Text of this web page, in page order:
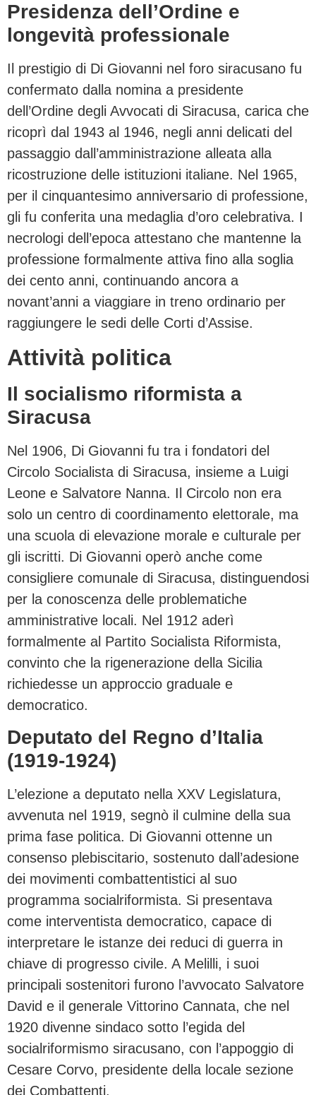
Presidenza dell’Ordine e
longevità professionale
Il prestigio di Di Giovanni nel foro siracusano fu
confermato dalla nomina a presidente
dell’Ordine degli Avvocati di Siracusa, carica che
ricoprì dal 1943 al 1946, negli anni delicati del
passaggio dall’amministrazione alleata alla
ricostruzione delle istituzioni italiane. Nel 1965,
per il cinquantesimo anniversario di professione,
gli fu conferita una medaglia d’oro celebrativa. I
necrologi dell’epoca attestano che mantenne la
professione formalmente attiva fino alla soglia
dei cento anni, continuando ancora a
novant’anni a viaggiare in treno ordinario per
raggiungere le sedi delle Corti d’Assise.
Attività politica
Il socialismo riformista a
Siracusa
Nel 1906, Di Giovanni fu tra i fondatori del
Circolo Socialista di Siracusa, insieme a Luigi
Leone e Salvatore Nanna. Il Circolo non era
solo un centro di coordinamento elettorale, ma
una scuola di elevazione morale e culturale per
gli iscritti. Di Giovanni operò anche come
consigliere comunale di Siracusa, distinguendosi
per la conoscenza delle problematiche
amministrative locali. Nel 1912 aderì
formalmente al Partito Socialista Riformista,
convinto che la rigenerazione della Sicilia
richiedesse un approccio graduale e
democratico.
Deputato del Regno d’Italia
(1919-1924)
L’elezione a deputato nella XXV Legislatura,
avvenuta nel 1919, segnò il culmine della sua
prima fase politica. Di Giovanni ottenne un
consenso plebiscitario, sostenuto dall’adesione
dei movimenti combattentistici al suo
programma socialriformista. Si presentava
come interventista democratico, capace di
interpretare le istanze dei reduci di guerra in
chiave di progresso civile. A Melilli, i suoi
principali sostenitori furono l’avvocato Salvatore
David e il generale Vittorino Cannata, che nel
1920 divenne sindaco sotto l’egida del
socialriformismo siracusano, con l’appoggio di
Cesare Corvo, presidente della locale sezione
dei Combattenti.